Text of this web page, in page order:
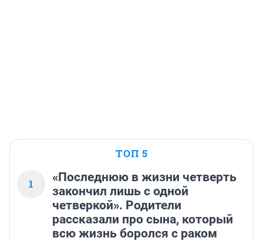
ТОП 5
1
«Последнюю в жизни четверть
закончил лишь с одной
четверкой». Родители
рассказали про сына, который
всю жизнь боролся с раком